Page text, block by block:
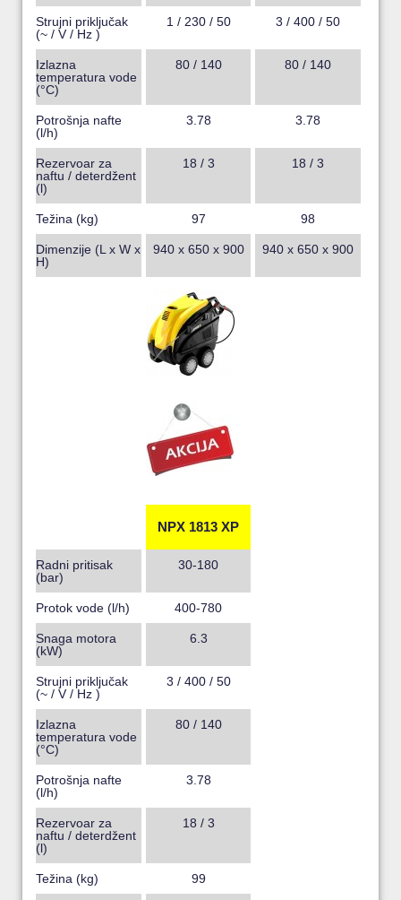
Strujni priključak
(~ / V / Hz )
1 / 230 / 50 3 / 400 / 50
Izlazna
temperatura vode
(°C)
80 / 140 80 / 140
Potrošnja nafte
(l/h)
3.78 3.78
Rezervoar za
naftu / deterdžent
(l)
18 / 3 18 / 3
Težina (kg) 97 98
Dimenzije (L x W x
H)
940 x 650 x 900 940 x 650 x 900
NPX 1813 XP
Radni pritisak
(bar)
30-180
Protok vode (l/h) 400-780
Snaga motora
(kW)
6.3
Strujni priključak
(~ / V / Hz )
3 / 400 / 50
Izlazna
temperatura vode
(°C)
80 / 140
Potrošnja nafte
(l/h)
3.78
Rezervoar za
naftu / deterdžent
(l)
18 / 3
Težina (kg) 99